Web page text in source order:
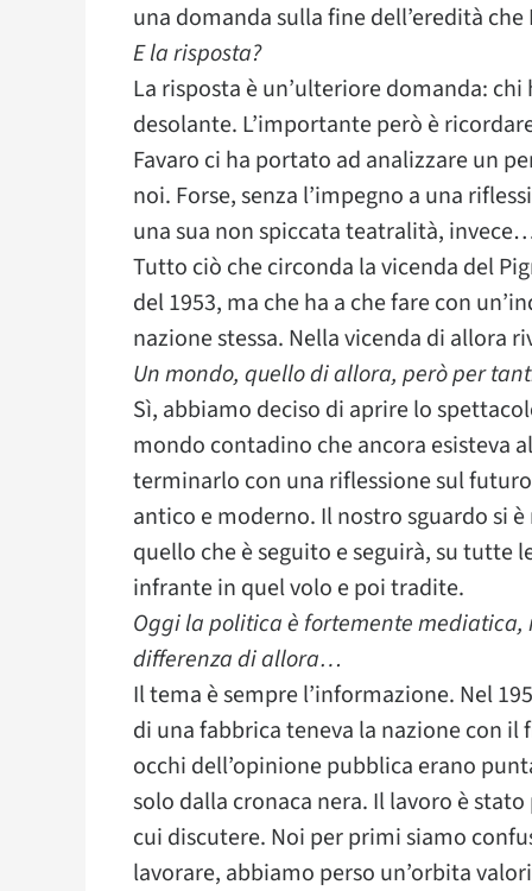
una domanda sulla fine dell’eredità che
E la risposta?
La risposta è un’ulteriore domanda:
desolante. L’importante però è
Favaro ci ha portato ad analizzare un
noi. Forse, senza l’impegno a una
una sua non spiccata teatralità,
Tutto ciò che circonda la vicenda del
del 1953, ma che ha a che fare con
nazione stessa. Nella vicenda di allora
Un mondo, quello di allora, però per
Sì, abbiamo deciso di aprire lo
mondo contadino che ancora esisteva
terminarlo con una riflessione sul
antico e moderno. Il nostro sguardo si
quello che è seguito e seguirà, su tutte
infrante in quel volo e poi tradite.
Oggi la politica è fortemente
differenza di allora…
Il tema è sempre l’informazione. Nel
di una fabbrica teneva la nazione con
occhi dell’opinione pubblica erano
solo dalla cronaca nera. Il lavoro è
cui discutere. Noi per primi siamo
lavorare, abbiamo perso un’orbita